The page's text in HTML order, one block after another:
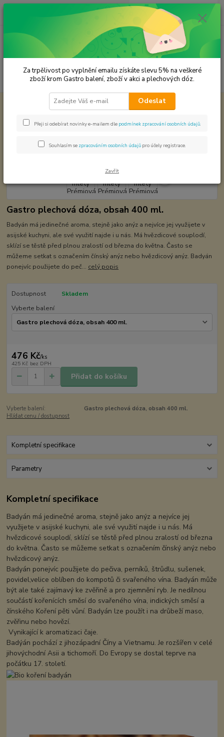
Menu
Hledat
ks
za 0,00 Kč
Premium koření Badyán mletý Prémiová kvalita
Badyán mletý Prémiová kvalita
Gastro plechová dóza, obsah 400 ml.
Badyán má jedinečné aroma, stejně jako anýz a nejvíce jej využijete v
asijské kuchyni, ale své využití najde i u nás. Má hvězdicové souplodí,
sklízí se těstě před plnou zralostí od března do května. Často se
můžeme setkat s označením čínský anýz nebo hvězdicový anýz. Badyán
ponejvíc použijete do peč... celý popis
Dostupnost
Skladem
Vyberte balení
476 Kč/ks
425 Kč bez DPH
Přidat do košíku
Vyberte balení:
Gastro plechová dóza, obsah 400 ml.
Hlídat cenu / dostupnost
Kompletní specifikace
Parametry
Kompletní specifikace
Badyán má jedinečné aroma, stejně jako anýz a nejvíce jej
využijete v asijské kuchyni, ale své využití najde i u nás. Má
hvězdicové souplodí, sklízí se těstě před plnou zralostí od března
do května. Často se můžeme setkat s označením čínský anýz nebo
hvězdicový anýz.
Badyán ponejvíc použijete do pečiva, perníků, štrůdlu, sušenek,
povidel,velice oblíben do kompotů či svařeného vína. Badyán může
být ale také zajímavý ke zvěřině a pro zjemnění ryb. Je nedílnou
součástí kořenících směsí do svařeného vína, indických směsí a
čínského Koření pěti vůní. Badyán lze použít i na drůbeží maso,
zvěřinu nebo hovězí.
Vynikající k aromatizaci čaje.
Badýán pochází z jihozápadní Číny a Vietnamu. Je rozšířen v celé
jihovýchodní Asii a tichomoří. Do Evropy se dostal teprve na
počátku 17. století.
Za trpělivost po vyplnění emailu získáte slevu 5% na veškeré
zboží krom Gastro balení, zboží v akci a plechových dóz.
Odeslat
Přeji si odebírat novinky e-mailem dle podmínek zpracování osobních údajů
Souhlasím se zpracováním osobních údajů pro účely registrace.
Zavřít